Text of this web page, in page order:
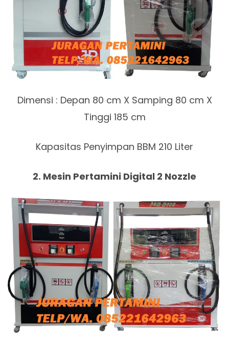
Dimensi : Depan 80 cm X Samping 80 cm X
Tinggi 185 cm
Kapasitas Penyimpan BBM 210 Liter
2. Mesin Pertamini Digital 2 Nozzle